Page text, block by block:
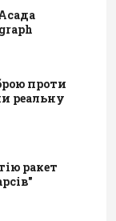
проти
реальну
ракет